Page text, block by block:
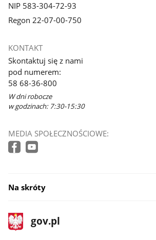
NIP 583-304-72-93
Regon 22-07-00-750
KONTAKT
Skontaktuj się z nami
pod numerem:
58 68-36-800
W dni robocze
w godzinach: 7:30-15:30
MEDIA SPOŁECZNOŚCIOWE:
Na skróty
stopka
gov.pl
Strona
gov.pl